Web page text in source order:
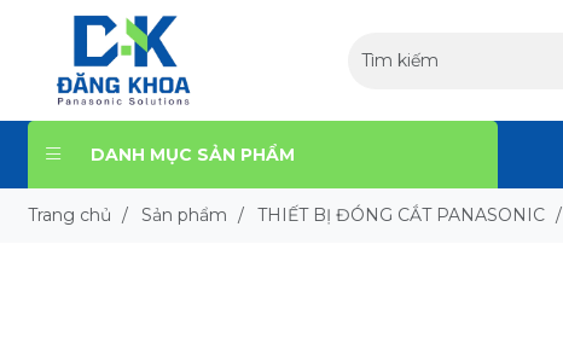
DANH MỤC SẢN PHẨM
Trang chủ / Sản phẩm / THIẾT BỊ ĐÓNG CẮT PANASONIC /